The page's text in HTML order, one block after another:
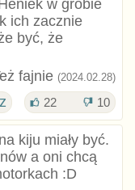
w grobie
ich zacznie
być, że
fajnie (2024.02.28)
22 10
kiju miały być.
a oni chcą
:D